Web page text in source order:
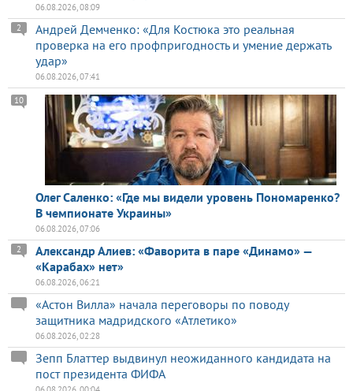
06.08.2026, 08:09
Андрей Демченко: «Для Костюка это реальная
проверка на его профпригодность и умение держать
удар»
2
06.08.2026, 07:41
Олег Саленко: «Где мы видели уровень Пономаренко?
В чемпионате Украины»
10
06.08.2026, 07:06
Александр Алиев: «Фаворита в паре «Динамо» —
«Карабах» нет»
2
06.08.2026, 06:21
«Астон Вилла» начала переговоры по поводу
защитника мадридского «Атлетико»
06.08.2026, 02:28
Зепп Блаттер выдвинул неожиданного кандидата на
пост президента ФИФА